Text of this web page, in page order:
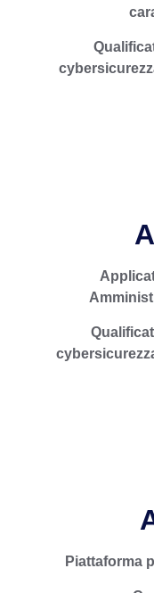
Il CMS di
Pubblica
A
ActaCivic è
gestione
trasparente.
Piattaforma
La
frutto